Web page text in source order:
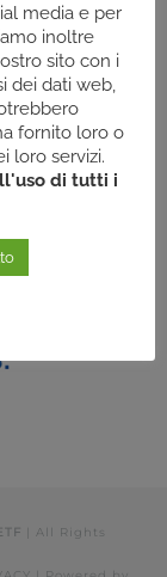
| All Rights
media e per
inoltre
sito con i
dei dati web,
fornito loro o
loro servizi.
di tutti i